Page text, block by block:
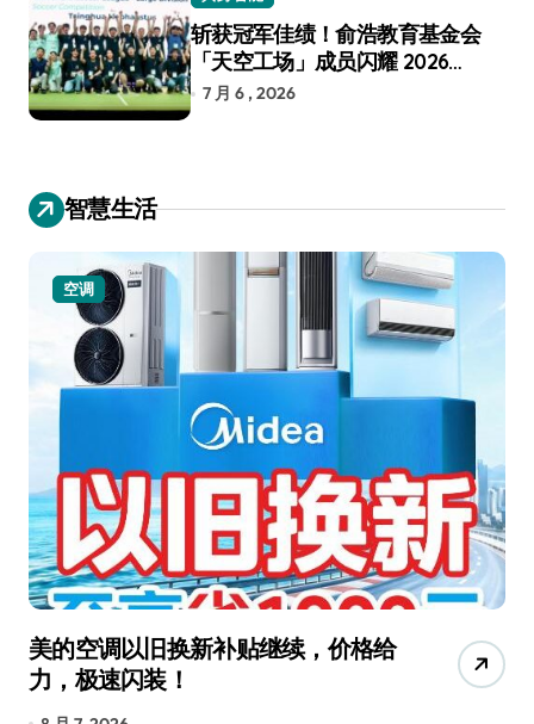
斩获冠军佳绩！俞浩教育基金会
「天空工场」成员闪耀 2026
RoboCup 机器人世界杯
7 月 6 , 2026
智慧生活
空调
美的空调以旧换新补贴继续，价格给
力，极速闪装！